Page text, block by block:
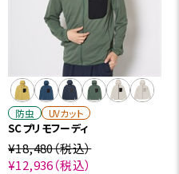
防虫 UVカット
SCプリモフーディ
¥18,480（税込）
¥12,936（税込）